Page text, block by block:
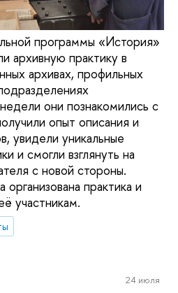
программы «История»
практику в
архивах, профильных
они познакомились с
опыт описания и
увидели уникальные
и смогли взглянуть на
с новой стороны.
организована практика и
участникам.
24 июля